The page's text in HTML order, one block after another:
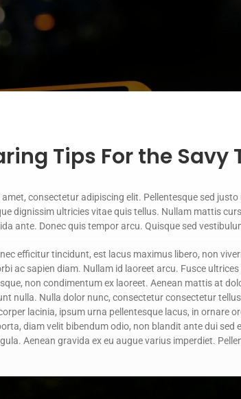
Tips For the Savy
consectetur adipiscing elit. Pellentesque sed
dignissim ultricies vitae quis tellus. Nullam mattis
ante. Donec quis tempor arcu. Quisque sed
efficitur tincidunt, est lacus maximus libero, non
ac sapien diam. Nullam id laoreet arcu. Fusce
non condimentum ex laoreet. Aenean mattis at
nulla. Nulla dolor nunc, consectetur consectetur
lacinia, ipsum urna pellentesque lacus, in ornare
diam velit bibendum odio, non blandit ante dui sed
Aenean gravida ex eu augue varius imperdiet.